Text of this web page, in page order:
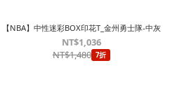
【NBA】中性迷彩BOX印花T_金州勇士隊-中灰
NT$1,036
NT$1,480 7折